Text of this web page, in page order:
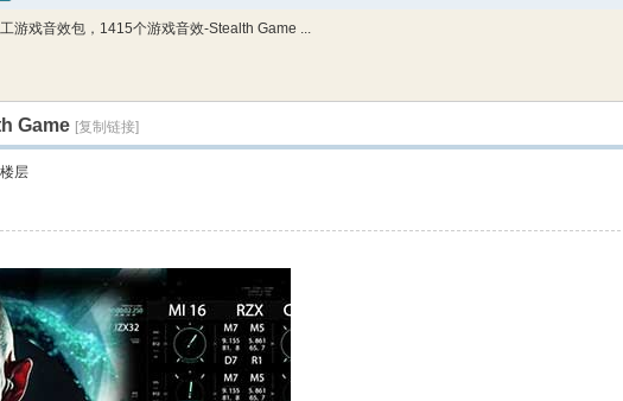
游戏音效包，1415个游戏音效-Stealth Game ...
Game [复制链接]
层